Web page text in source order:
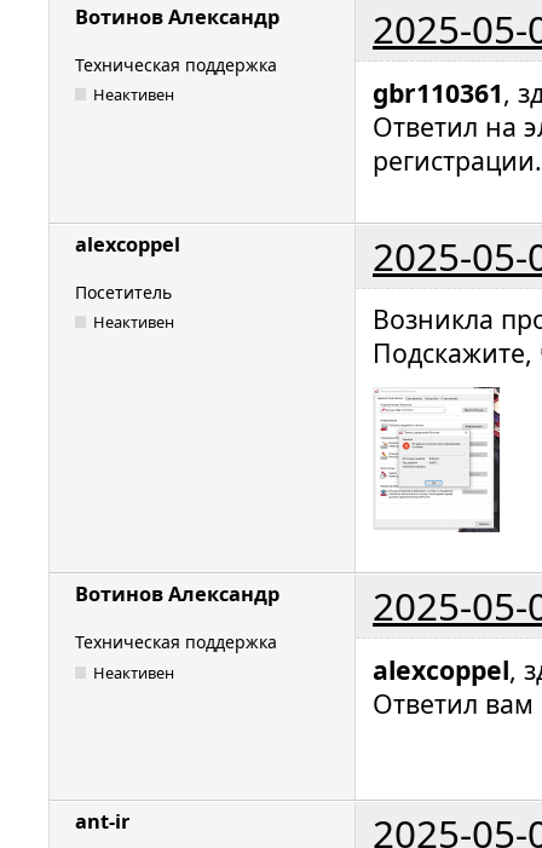
Вотинов Александр 2025-05-
Техническая поддержка
Неактивен gbr110361,
Ответил на
регистрации.
alexcoppel 2025-05-
Посетитель
Неактивен
Возникла
Подскажите,
Вотинов Александр 2025-05-
Техническая поддержка
Неактивен alexcoppel,
Ответил вам
ant-ir 2025-05-